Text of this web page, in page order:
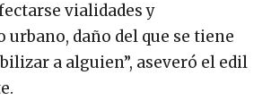
vialidades y
daño del que se tiene
a alguien”, aseveró el edil